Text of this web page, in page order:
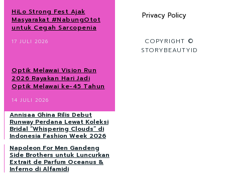
HiLo Strong Fest Ajak
Masyarakat #NabungOtot
untuk Cegah Sarcopenia
17 JULI 2026
Optik Melawai Vision Run
2026 Rayakan Hari Jadi
Optik Melawai ke-45 Tahun
14 JULI 2026
Annisaa Ghina Rilis Debut
Runway Perdana Lewat Koleksi
Bridal “Whispering Clouds” di
Indonesia Fashion Week 2026
Napoleon For Men Gandeng
Side Brothers untuk Luncurkan
Extrait de Parfum Oceanus &
Inferno di Alfamidi
Privacy Policy
COPYRIGHT ©
STORYBEAUTYID